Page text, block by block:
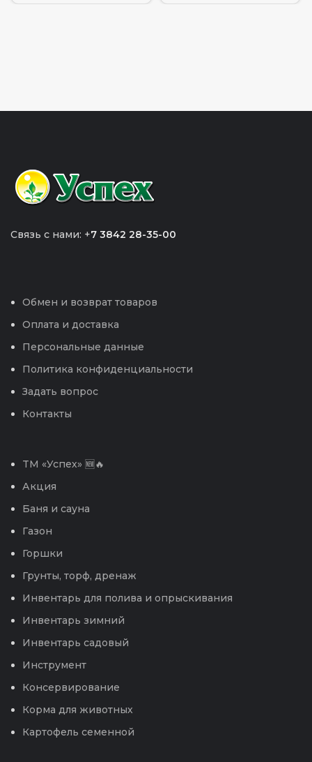
Связь с нами: +7 3842 28-35-00
Обмен и возврат товаров
Оплата и доставка
Персональные данные
Политика конфиденциальности
Задать вопрос
Контакты
TM «Успех» 🆕🔥
Акция
Баня и сауна
Газон
Горшки
Грунты, торф, дренаж
Инвентарь для полива и опрыскивания
Инвентарь зимний
Инвентарь садовый
Инструмент
Консервирование
Корма для животных
Картофель семенной